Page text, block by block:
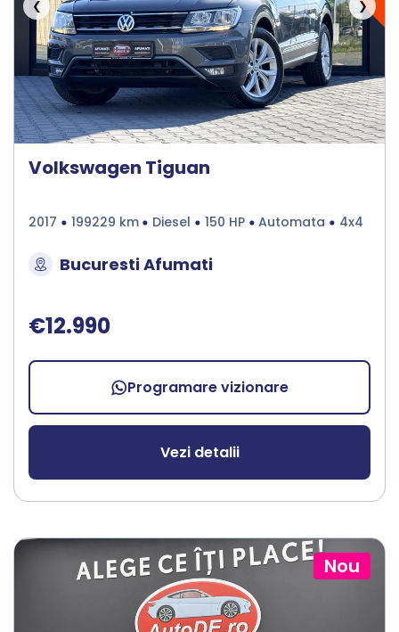
❮ ❯
Volkswagen Tiguan
2017 199229 km Diesel 150 HP Automata 4x4
Bucuresti Afumati
€12.990
Programare vizionare
Vezi detalii
Nou